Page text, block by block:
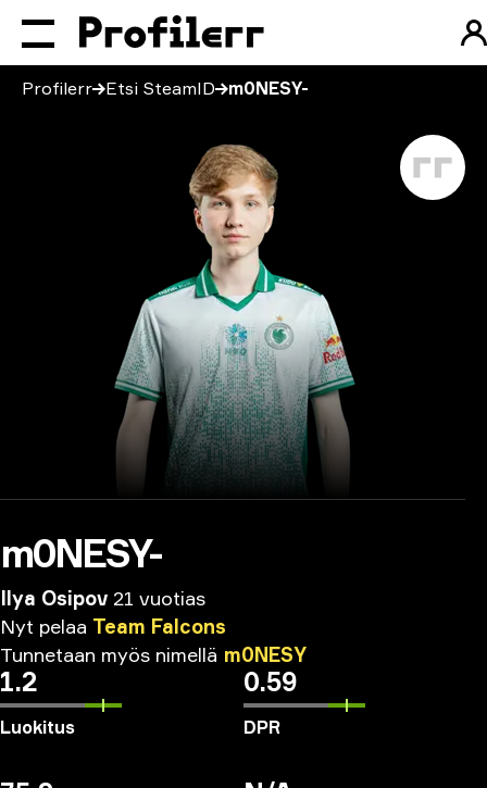
Profilerr Etsi SteamID m0NESY-
m0NESY-
Ilya Osipov 21 vuotias
Nyt pelaa Team Falcons
Tunnetaan myös nimellä m0NESY
1.2
Luokitus
0.59
DPR